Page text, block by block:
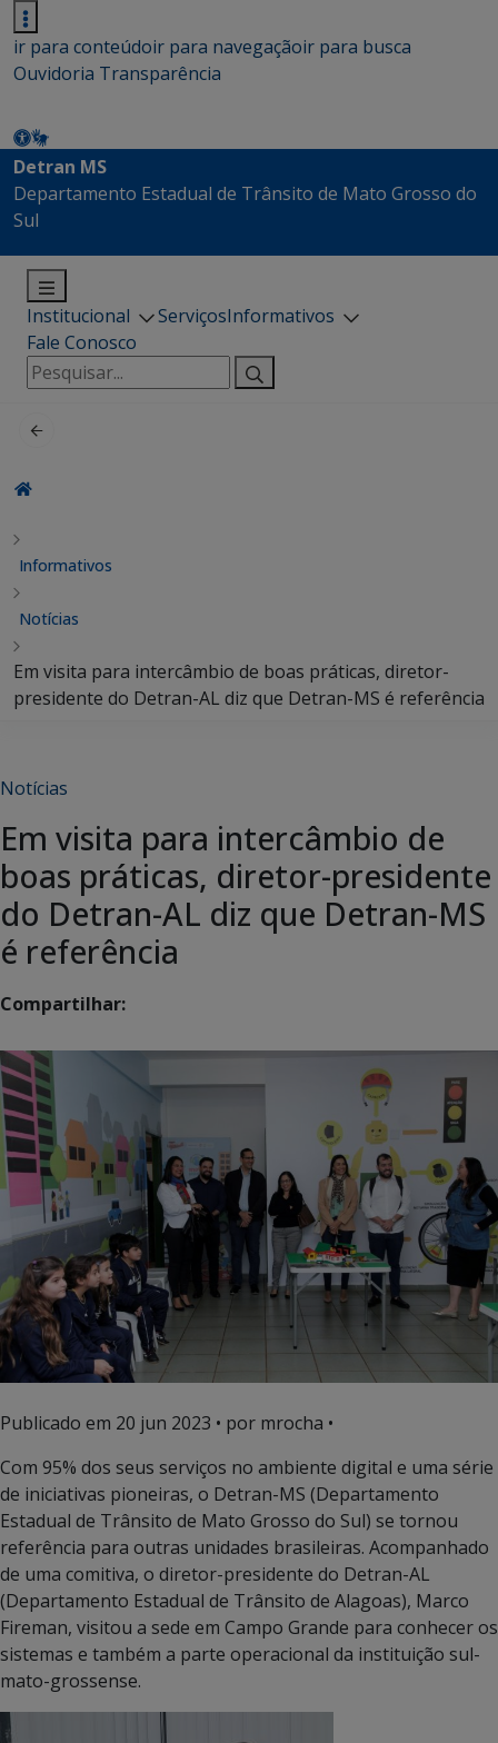
ir para conteúdoir para navegaçãoir para busca
Ouvidoria Transparência
Detran MS
Departamento Estadual de Trânsito de Mato Grosso do
Sul
Institucional ServiçosInformativos
Fale Conosco
Pesquisar
por:
Informativos
Notícias
Em visita para intercâmbio de boas práticas, diretor-
presidente do Detran-AL diz que Detran-MS é referência
Notícias
Em visita para intercâmbio de
boas práticas, diretor-presidente
do Detran-AL diz que Detran-MS
é referência
Compartilhar:
Publicado em 20 jun 2023 • por mrocha •
Com 95% dos seus serviços no ambiente digital e uma série
de iniciativas pioneiras, o Detran-MS (Departamento
Estadual de Trânsito de Mato Grosso do Sul) se tornou
referência para outras unidades brasileiras. Acompanhado
de uma comitiva, o diretor-presidente do Detran-AL
(Departamento Estadual de Trânsito de Alagoas), Marco
Fireman, visitou a sede em Campo Grande para conhecer os
sistemas e também a parte operacional da instituição sul-
mato-grossense.